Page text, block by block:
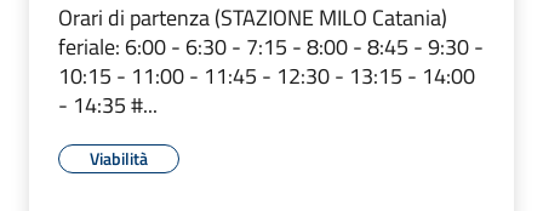
Orari di partenza (STAZIONE MILO Catania)
feriale: 6:00 - 6:30 - 7:15 - 8:00 - 8:45 - 9:30 -
10:15 - 11:00 - 11:45 - 12:30 - 13:15 - 14:00
- 14:35 #...
Viabilità